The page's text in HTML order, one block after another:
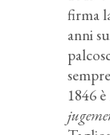
firma
anni
1846